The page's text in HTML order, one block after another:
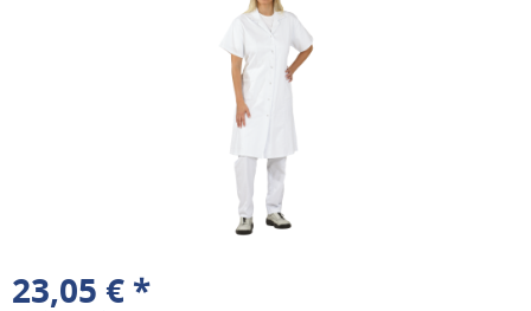
23,05 € *